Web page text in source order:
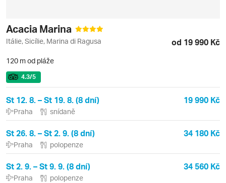
Acacia Marina
Itálie, Sicílie, Marina di Ragusa od 19 990 Kč
120 m od pláže
4.3/5
St 12. 8. – St 19. 8. (8 dní) 19 990 Kč
Praha snídaně
St 26. 8. – St 2. 9. (8 dní) 34 180 Kč
Praha polopenze
St 2. 9. – St 9. 9. (8 dní) 34 560 Kč
Praha polopenze